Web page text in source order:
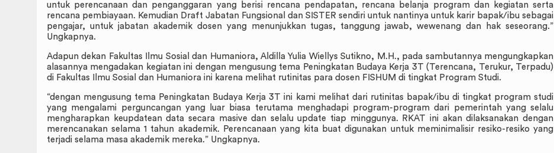
untuk perencanaan dan penganggaran yang berisi rencana pendapatan, rencana belanja program dan kegiatan serta
rencana pembiayaan. Kemudian Draft Jabatan Fungsional dan SISTER sendiri untuk nantinya untuk karir bapak/ibu sebagai
pengajar, untuk jabatan akademik dosen yang menunjukkan tugas, tanggung jawab, wewenang dan hak seseorang.”
Ungkapnya.
Adapun dekan Fakultas Ilmu Sosial dan Humaniora, Aldilla Yulia Wiellys Sutikno, M.H., pada sambutannya mengungkapkan
alasannya mengadakan kegiatan ini dengan mengusung tema Peningkatan Budaya Kerja 3T (Terencana, Terukur, Terpadu)
di Fakultas Ilmu Sosial dan Humaniora ini karena melihat rutinitas para dosen FISHUM di tingkat Program Studi.
“dengan mengusung tema Peningkatan Budaya Kerja 3T ini kami melihat dari rutinitas bapak/ibu di tingkat program studi
yang mengalami perguncangan yang luar biasa terutama menghadapi program-program dari pemerintah yang selalu
mengharapkan keupdatean data secara masive dan selalu update tiap minggunya. RKAT ini akan dilaksanakan dengan
merencanakan selama 1 tahun akademik. Perencanaan yang kita buat digunakan untuk meminimalisir resiko-resiko yang
terjadi selama masa akademik mereka.” Ungkapnya.